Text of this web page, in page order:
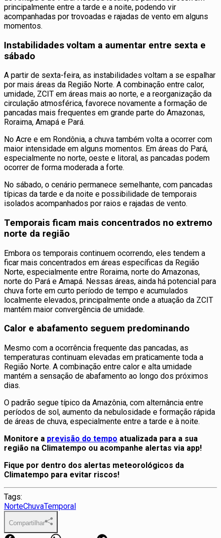
principalmente entre a tarde e a noite, podendo vir
acompanhadas por trovoadas e rajadas de vento em alguns
momentos.
Instabilidades voltam a aumentar entre sexta e
sábado
A partir de sexta-feira, as instabilidades voltam a se espalhar
por mais áreas da Região Norte. A combinação entre calor,
umidade, ZCIT em áreas mais ao norte, e a reorganização da
circulação atmosférica, favorece novamente a formação de
pancadas mais frequentes em grande parte do Amazonas,
Roraima, Amapá e Pará.
No Acre e em Rondônia, a chuva também volta a ocorrer com
maior intensidade em alguns momentos. Em áreas do Pará,
especialmente no norte, oeste e litoral, as pancadas podem
ocorrer de forma moderada a forte.
No sábado, o cenário permanece semelhante, com pancadas
típicas da tarde e da noite e possibilidade de temporais
isolados acompanhados por raios e rajadas de vento.
Temporais ficam mais concentrados no extremo
norte da região
Embora os temporais continuem ocorrendo, eles tendem a
ficar mais concentrados em áreas específicas da Região
Norte, especialmente entre Roraima, norte do Amazonas,
norte do Pará e Amapá. Nessas áreas, ainda há potencial para
chuva forte em curto período de tempo e acumulados
localmente elevados, principalmente onde a atuação da ZCIT
mantém maior convergência de umidade.
Calor e abafamento seguem predominando
Mesmo com a ocorrência frequente das pancadas, as
temperaturas continuam elevadas em praticamente toda a
Região Norte. A combinação entre calor e alta umidade
mantém a sensação de abafamento ao longo dos próximos
dias.
O padrão segue típico da Amazônia, com alternância entre
períodos de sol, aumento da nebulosidade e formação rápida
de áreas de chuva, especialmente entre a tarde e à noite.
Monitore a previsão do tempo atualizada para a sua
região na Climatempo ou acompanhe alertas via app!
Fique por dentro dos alertas meteorológicos da
Climatempo para evitar riscos!
Tags:
NorteChuvaTemporal
Compartilhar